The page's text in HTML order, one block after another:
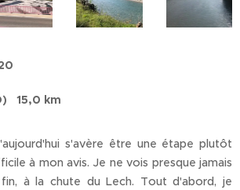
15,0 km
s'avère être une étape plutôt
à mon avis. Je ne vois presque jamais
à la chute du Lech. Tout d'abord, je